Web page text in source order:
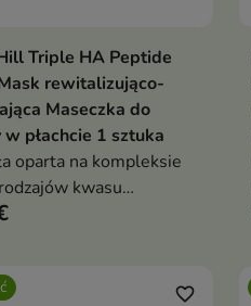
Dodaj do koszyka
Triple HA Peptide
rewitalizująco-
Maseczka do
płachcie 1 sztuka
oparta na kompleksie
kwasu
oraz peptydach
favorite_border